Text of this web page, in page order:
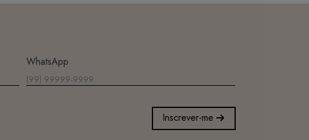
as
WhatsApp
Inscrever-me